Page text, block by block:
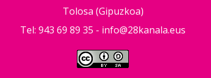
Tolosa (Gipuzkoa)
Tel: 943 69 89 35 - info@28kanala.eus